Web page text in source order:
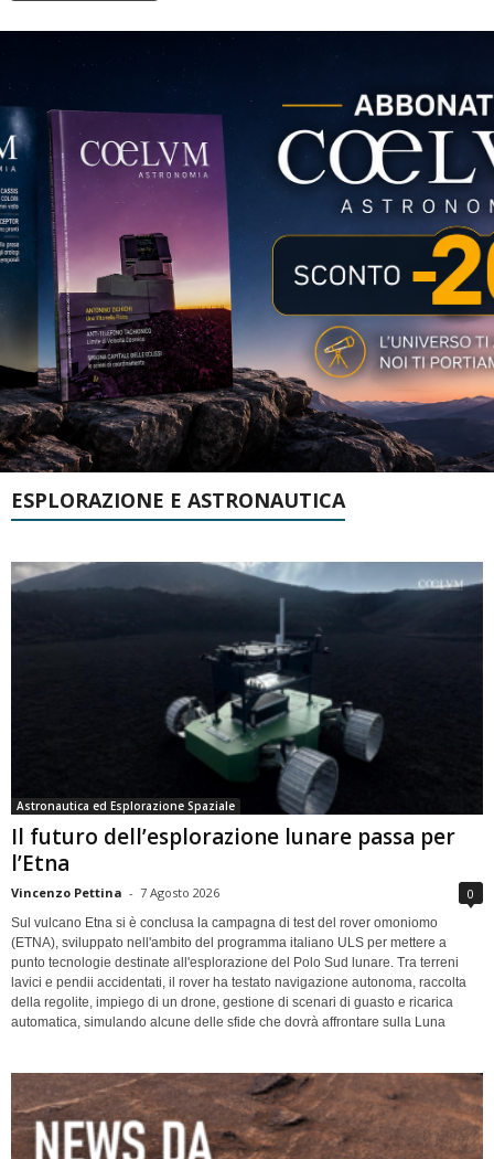
ESPLORAZIONE E ASTRONAUTICA
Astronautica ed Esplorazione Spaziale
Il futuro dell’esplorazione lunare passa per
l’Etna
Vincenzo Pettina - 7 Agosto 2026 0
Sul vulcano Etna si è conclusa la campagna di test del rover omoniomo
(ETNA), sviluppato nell'ambito del programma italiano ULS per mettere a
punto tecnologie destinate all'esplorazione del Polo Sud lunare. Tra terreni
lavici e pendii accidentati, il rover ha testato navigazione autonoma, raccolta
della regolite, impiego di un drone, gestione di scenari di guasto e ricarica
automatica, simulando alcune delle sfide che dovrà affrontare sulla Luna